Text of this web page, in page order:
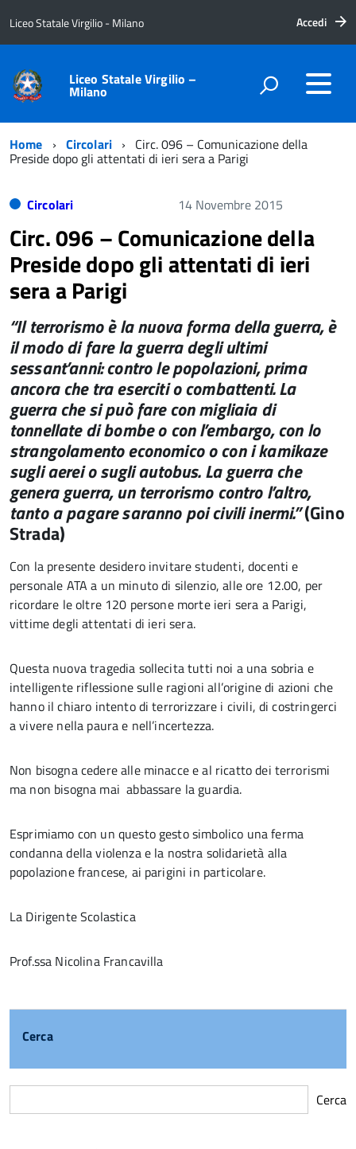
Liceo Statale Virgilio - Milano Accedi
Liceo Statale Virgilio –
Milano
Home Circolari Circ. 096 – Comunicazione della
Preside dopo gli attentati di ieri sera a Parigi
Circolari 14 Novembre 2015
Circ. 096 – Comunicazione della
Preside dopo gli attentati di ieri
sera a Parigi
“Il terrorismo è la nuova forma della guerra, è
il modo di fare la guerra degli ultimi
sessant’anni: contro le popolazioni, prima
ancora che tra eserciti o combattenti. La
guerra che si può fare con migliaia di
tonnellate di bombe o con l’embargo, con lo
strangolamento economico o con i kamikaze
sugli aerei o sugli autobus. La guerra che
genera guerra, un terrorismo contro l’altro,
tanto a pagare saranno poi civili inermi.”(Gino
Strada)
Con la presente desidero invitare studenti, docenti e
personale ATA a un minuto di silenzio, alle ore 12.00, per
ricordare le oltre 120 persone morte ieri sera a Parigi,
vittime degli attentati di ieri sera.
Questa nuova tragedia sollecita tutti noi a una sobria e
intelligente riflessione sulle ragioni all’origine di azioni che
hanno il chiaro intento di terrorizzare i civili, di costringerci
a vivere nella paura e nell’incertezza.
Non bisogna cedere alle minacce e al ricatto dei terrorismi
ma non bisogna mai abbassare la guardia.
Esprimiamo con un questo gesto simbolico una ferma
condanna della violenza e la nostra solidarietà alla
popolazione francese, ai parigini in particolare.
La Dirigente Scolastica
Prof.ssa Nicolina Francavilla
Cerca
Cerca